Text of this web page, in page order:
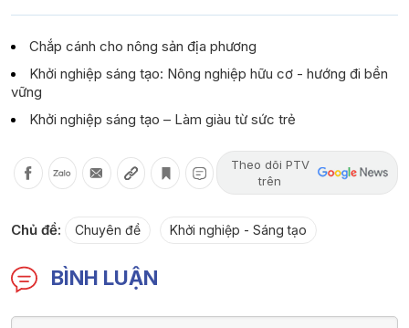
Chắp cánh cho nông sản địa phương
Khởi nghiệp sáng tạo: Nông nghiệp hữu cơ - hướng đi bền
vững
Khởi nghiệp sáng tạo – Làm giàu từ sức trẻ
Theo dõi PTV
trên
Chủ đề: Chuyên đề Khởi nghiệp - Sáng tạo
BÌNH LUẬN